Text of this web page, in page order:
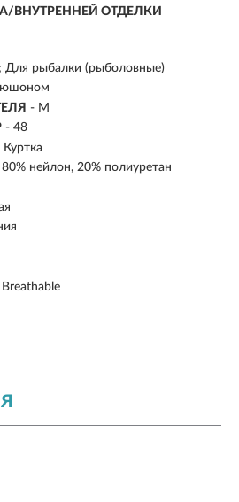
ВНУТРЕННЕЙ ОТДЕЛКИ
Для рыбалки (рыболовные)
- M
- 48
Куртка
80% нейлон, 20% полиуретан